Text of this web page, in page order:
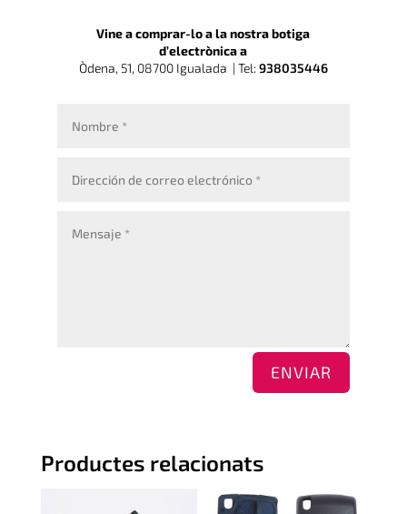
Vine a comprar-lo a la nostra botiga
d’electrònica a
Òdena, 51, 08700 Igualada | Tel: 938035446
ENVIAR
Productes relacionats